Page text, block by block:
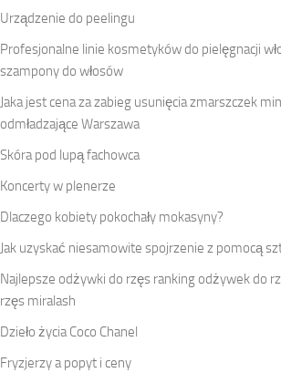
Urządzenie do peelingu
Profesjonalne linie kosmetyków do pielęgnacji
szampony do włosów
Jaka jest cena za zabieg usunięcia zmarszczek
odmładzające Warszawa
Skóra pod lupą fachowca
Koncerty w plenerze
Dlaczego kobiety pokochały mokasyny?
Jak uzyskać niesamowite spojrzenie z pomocą
Najlepsze odżywki do rzęs ranking odżywek do
rzęs miralash
Dzieło życia Coco Chanel
Fryzjerzy a popyt i ceny